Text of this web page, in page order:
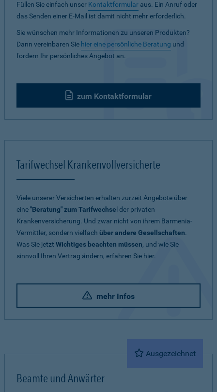
Füllen Sie einfach unser Kontaktformular aus. Ein Anruf oder
das Senden einer E-Mail ist damit nicht mehr erforderlich.
Sie wünschen mehr Informationen zu unseren Produkten?
Dann vereinbaren Sie hier eine persönliche Beratung und
fordern Ihr persönliches Angebot an.
zum Kontaktformular
Tarifwechsel Krankenvollversicherte
Viele unserer Versicherten erhalten zurzeit Angebote über
eine"Beratung" zum Tarifwechse l der privaten
Krankenversicherung. Und zwar nicht von ihrem Barmenia-
Vermittler, sondern vielfach über andere Gesellschaften.
Was Sie jetzt Wichtiges beachten müssen, und wie Sie
sinnvoll Ihren Vertrag ändern, erfahren Sie hier.
mehr Infos
Ausgezeichnet
Beamte und Anwärter